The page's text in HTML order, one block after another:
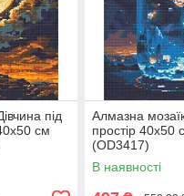
під
см
Алмазна
простір 40х50
(OD3417)
В наявності